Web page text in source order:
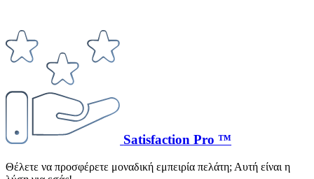
Satisfaction Pro ™
Θέλετε να προσφέρετε μοναδική εμπειρία πελάτη; Αυτή είναι η